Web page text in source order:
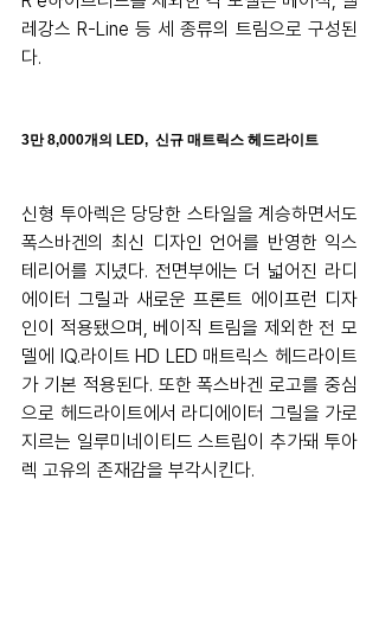
레강스 R-Line 등 세 종류의 트림으로 구성된
다.
3만 8,000개의 LED,  신규 매트릭스 헤드라이트
신형 투아렉은 당당한 스타일을 계승하면서도
폭스바겐의 최신 디자인 언어를 반영한 익스
테리어를 지녔다. 전면부에는 더 넓어진 라디
에이터 그릴과 새로운 프론트 에이프런 디자
인이 적용됐으며, 베이직 트림을 제외한 전 모
델에 IQ.라이트 HD LED 매트릭스 헤드라이트
가 기본 적용된다. 또한 폭스바겐 로고를 중심
으로 헤드라이트에서 라디에이터 그릴을 가로
지르는 일루미네이티드 스트립이 추가돼 투아
렉 고유의 존재감을 부각시킨다.